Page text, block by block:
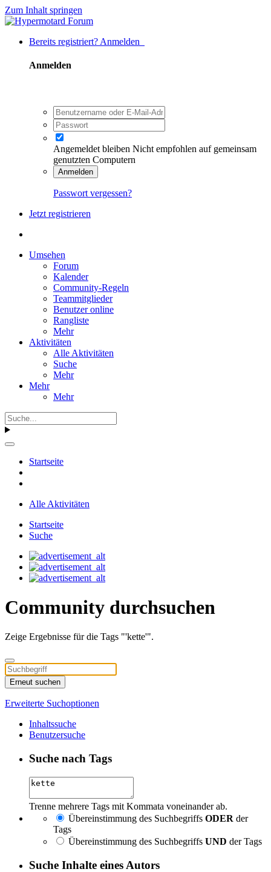
Zum Inhalt springen
Bereits registriert? Anmelden
Anmelden
Angemeldet bleiben Nicht empfohlen auf gemeinsam
genutzten Computern
Anmelden
Passwort vergessen?
Jetzt registrieren
Umsehen
Forum
Kalender
Community-Regeln
Teammitglieder
Benutzer online
Rangliste
Mehr
Aktivitäten
Alle Aktivitäten
Suche
Mehr
Mehr
Mehr
Startseite
Alle Aktivitäten
Startseite
Suche
Community durchsuchen
Zeige Ergebnisse für die Tags "'kette'".
Erneut suchen
Erweiterte Suchoptionen
Inhaltssuche
Benutzersuche
Suche nach Tags
Trenne mehrere Tags mit Kommata voneinander ab.
Übereinstimmung des Suchbegriffs ODER der
Tags
Übereinstimmung des Suchbegriffs UND der Tags
Suche Inhalte eines Autors